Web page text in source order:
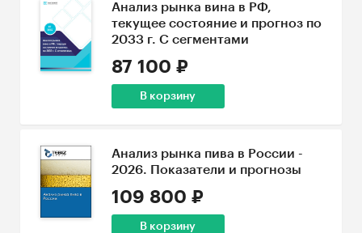
Анализ рынка вина в РФ,
текущее состояние и прогноз по
2033 г. С сегментами
87 100 ₽
В корзину
Анализ рынка пива в России -
2026. Показатели и прогнозы
109 800 ₽
В корзину